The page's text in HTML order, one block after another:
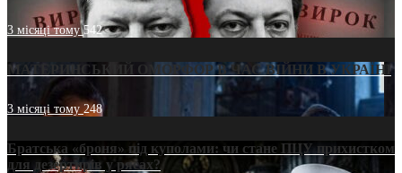
3 місяці тому542
МАТЕРИНСЬКИЙ ОМОРФОР В ЧАС ВІЙНИ В УКРАЇНІ
3 місяці тому248
Братська «броня» під куполами: чи стане ПЦУ прихистком
для дезертирів у рясах?